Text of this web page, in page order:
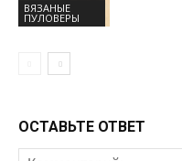
ВЯЗАНЫЕ
ПУЛОВЕРЫ
ОСТАВЬТЕ ОТВЕТ